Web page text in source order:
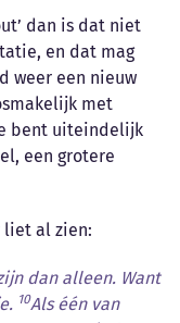
dan is dat niet
en dat mag
weer een nieuw
met
bent uiteindelijk
een grotere
liet al zien:
dan alleen. Want
10Als één van